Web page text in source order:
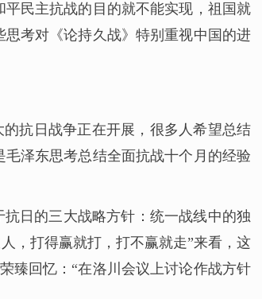
民主抗战的目的就不能实现，祖国就
考对《论持久战》特别重视中国的进
抗日战争正在开展，很多人希望总结
泽东思考总结全面抗战十个月的经验
日的三大战略方针：统一战线中的独
，打得赢就打，打不赢就走”来看，这
臻回忆：“在洛川会议上讨论作战方针